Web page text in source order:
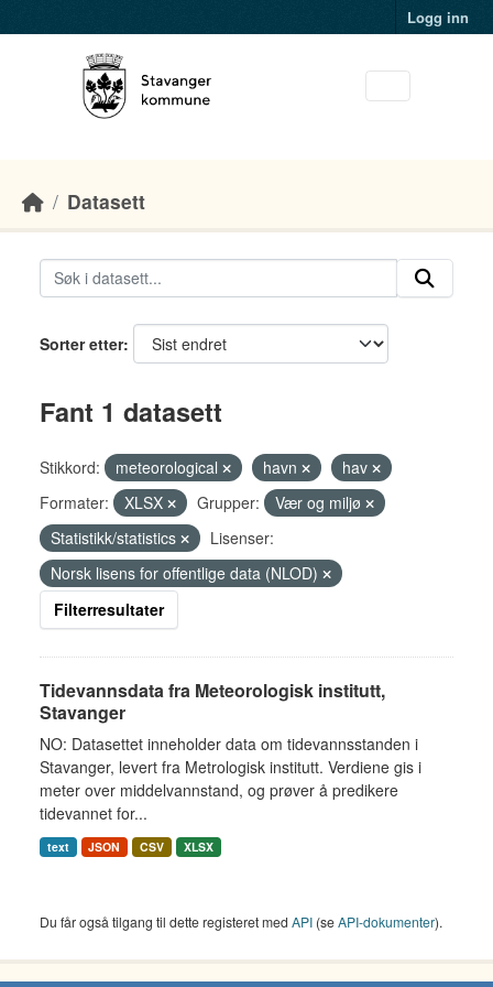
Logg inn
Datasett
Sorter etter
Fant 1 datasett
Stikkord: meteorological havn
hav
Formater:
XLSX Grupper:
Vær og miljø
Statistikk/statistics
Lisenser:
Norsk lisens for offentlige data (NLOD)
Filterresultater
Tidevannsdata fra Meteorologisk institutt,
Stavanger
NO: Datasettet inneholder data om tidevannsstanden i
Stavanger, levert fra Metrologisk institutt. Verdiene gis i
meter over middelvannstand, og prøver å predikere
tidevannet for...
text JSON CSV XLSX
Du får også tilgang til dette registeret med API (seAPI-dokumenter).